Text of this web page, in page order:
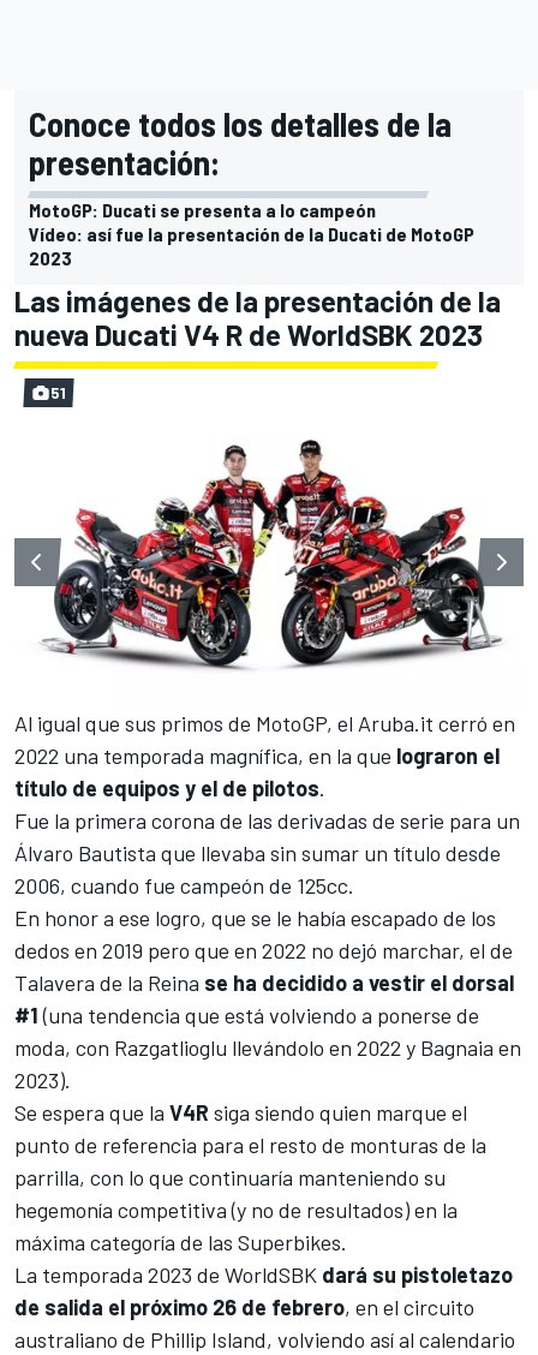
Conoce todos los detalles de la
presentación:
MotoGP: Ducati se presenta a lo campeón
Vídeo: así fue la presentación de la Ducati de MotoGP
2023
Las imágenes de la presentación de la
nueva Ducati V4 R de WorldSBK 2023
51
Al igual que sus primos de MotoGP, el Aruba.it cerró en
2022 una temporada magnífica, en la que lograron el
título de equipos y el de pilotos.
Fue la primera corona de las derivadas de serie para un
Álvaro Bautista que llevaba sin sumar un título desde
2006, cuando fue campeón de 125cc.
En honor a ese logro, que se le había escapado de los
dedos en 2019 pero que en 2022 no dejó marchar, el de
Talavera de la Reina se ha decidido a vestir el dorsal
#1(una tendencia que está volviendo a ponerse de
moda, con Razgatlioglu llevándolo en 2022 y Bagnaia en
2023).
Se espera que la V4R siga siendo quien marque el
punto de referencia para el resto de monturas de la
parrilla, con lo que continuaría manteniendo su
hegemonía competitiva (y no de resultados) en la
máxima categoría de las Superbikes.
La temporada 2023 de WorldSBK dará su pistoletazo
de salida el próximo 26 de febrero, en el circuito
australiano de Phillip Island, volviendo así al calendario